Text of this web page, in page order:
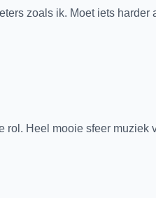
zoals ik. Moet iets harder
rol. Heel mooie sfeer muziek